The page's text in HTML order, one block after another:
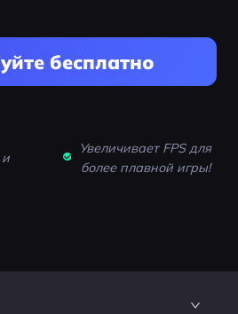
бесплатно
Увеличивает FPS для
более плавной игры!